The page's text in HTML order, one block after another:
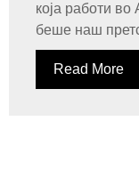
која работи во
беше наш
Read More